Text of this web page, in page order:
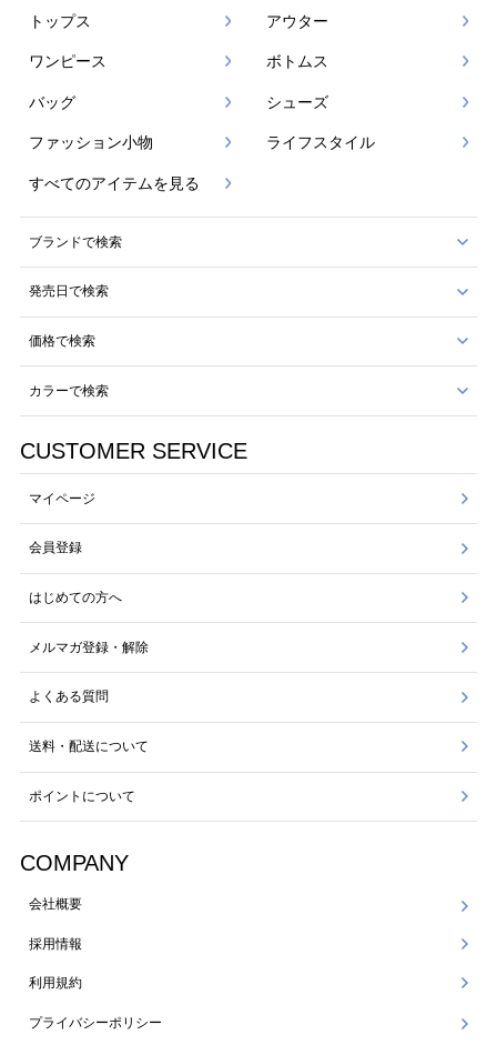
トップス アウター
ワンピース ボトムス
バッグ シューズ
ファッション小物 ライフスタイル
すべてのアイテムを見る
ブランドで検索
発売日で検索
価格で検索
カラーで検索
CUSTOMER SERVICE
マイページ
会員登録
はじめての方へ
メルマガ登録・解除
よくある質問
送料・配送について
ポイントについて
COMPANY
会社概要
採用情報
利用規約
プライバシーポリシー